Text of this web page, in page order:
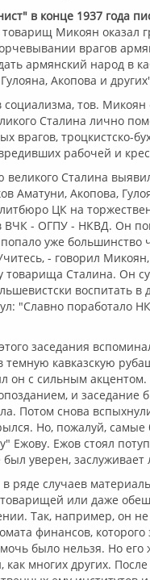
в конце 1937 года
товарищ Микоян
врагов
армянский народ в
Акопова и
социализма, тов.
Сталина лично
врагов, троцкистско-
рабочей и
Сталина
Аматуни, Акопова,
ЦК на
- ОГПУ - НКВД. Он
уже большинство
- говорил
товарища Сталина. Он
воспитать в
"Славно поработало
заседания
кавказскую
он с сильным
и заседание
Потом снова
Но, пожалуй,
Ежову. Ежов стоял
уверен, заслуживает
ряде случаев
или даже
Так, например, он
финансов,
было нельзя. Но его
как многих других.